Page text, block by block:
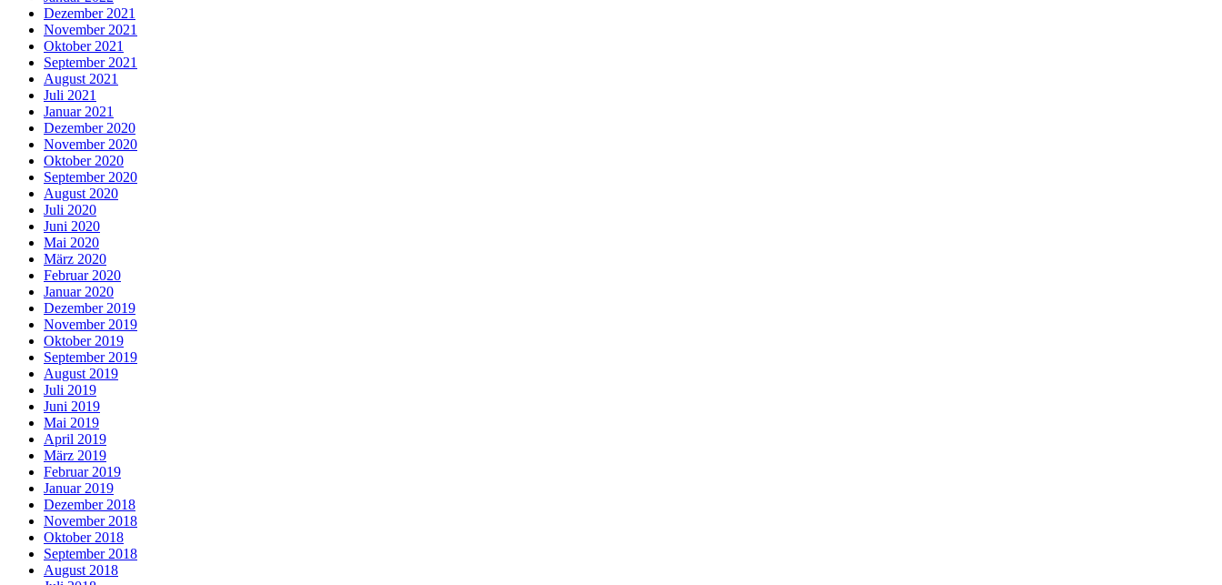
Dezember 2021
November 2021
Oktober 2021
September 2021
August 2021
Juli 2021
Januar 2021
Dezember 2020
November 2020
Oktober 2020
September 2020
August 2020
Juli 2020
Juni 2020
Mai 2020
März 2020
Februar 2020
Januar 2020
Dezember 2019
November 2019
Oktober 2019
September 2019
August 2019
Juli 2019
Juni 2019
Mai 2019
April 2019
März 2019
Februar 2019
Januar 2019
Dezember 2018
November 2018
Oktober 2018
September 2018
August 2018